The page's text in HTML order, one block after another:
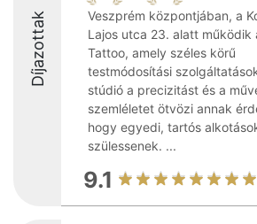
Díjazottak
Veszprém központjában, a
Lajos utca 23. alatt működik
Tattoo, amely széles körű
testmódosítási
stúdió a precizitást és a
szemléletet ötvözi annak
hogy egyedi, tartós
szülessenek. ...
9.1